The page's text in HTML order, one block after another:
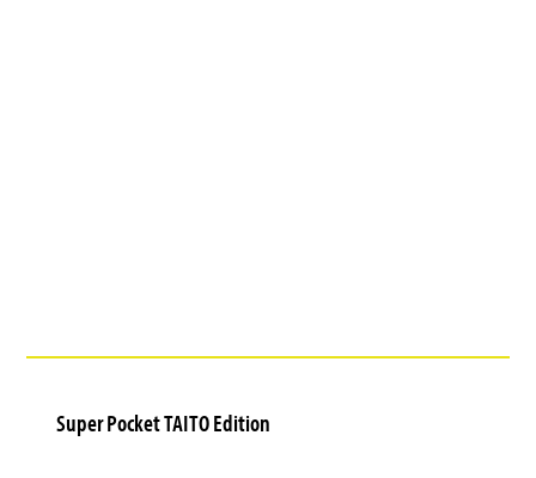
Super Pocket TAITO Edition